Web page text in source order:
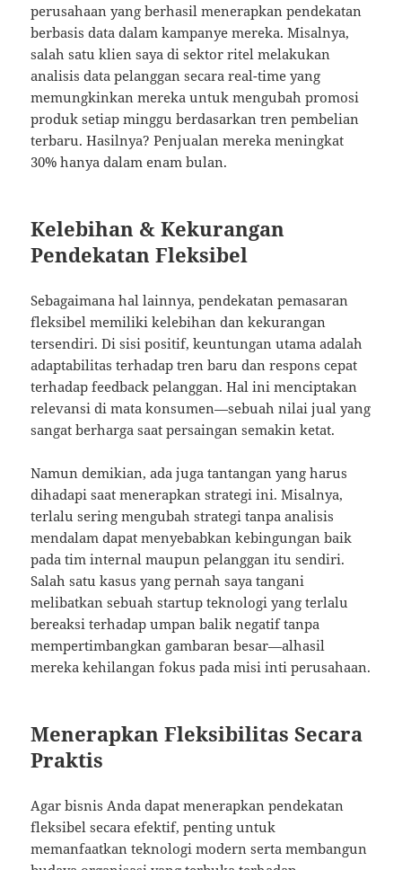
perusahaan yang berhasil menerapkan pendekatan
berbasis data dalam kampanye mereka. Misalnya,
salah satu klien saya di sektor ritel melakukan
analisis data pelanggan secara real-time yang
memungkinkan mereka untuk mengubah promosi
produk setiap minggu berdasarkan tren pembelian
terbaru. Hasilnya? Penjualan mereka meningkat
30% hanya dalam enam bulan.
Kelebihan & Kekurangan
Pendekatan Fleksibel
Sebagaimana hal lainnya, pendekatan pemasaran
fleksibel memiliki kelebihan dan kekurangan
tersendiri. Di sisi positif, keuntungan utama adalah
adaptabilitas terhadap tren baru dan respons cepat
terhadap feedback pelanggan. Hal ini menciptakan
relevansi di mata konsumen—sebuah nilai jual yang
sangat berharga saat persaingan semakin ketat.
Namun demikian, ada juga tantangan yang harus
dihadapi saat menerapkan strategi ini. Misalnya,
terlalu sering mengubah strategi tanpa analisis
mendalam dapat menyebabkan kebingungan baik
pada tim internal maupun pelanggan itu sendiri.
Salah satu kasus yang pernah saya tangani
melibatkan sebuah startup teknologi yang terlalu
bereaksi terhadap umpan balik negatif tanpa
mempertimbangkan gambaran besar—alhasil
mereka kehilangan fokus pada misi inti perusahaan.
Menerapkan Fleksibilitas Secara
Praktis
Agar bisnis Anda dapat menerapkan pendekatan
fleksibel secara efektif, penting untuk
memanfaatkan teknologi modern serta membangun